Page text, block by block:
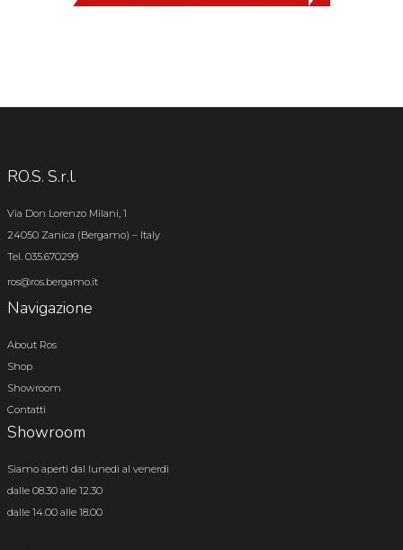
RO.S. S.r.l.
Via Don Lorenzo Milani, 1
24050 Zanica (Bergamo) – Italy
Tel. 035.670299
ros@ros.bergamo.it
Navigazione
About Ros
Shop
Showroom
Contatti
Showroom
Siamo aperti dal lunedì al venerdì
dalle 08.30 alle 12.30
dalle 14.00 alle 18.00